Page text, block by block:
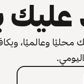
وعالميًا،
اليومي.